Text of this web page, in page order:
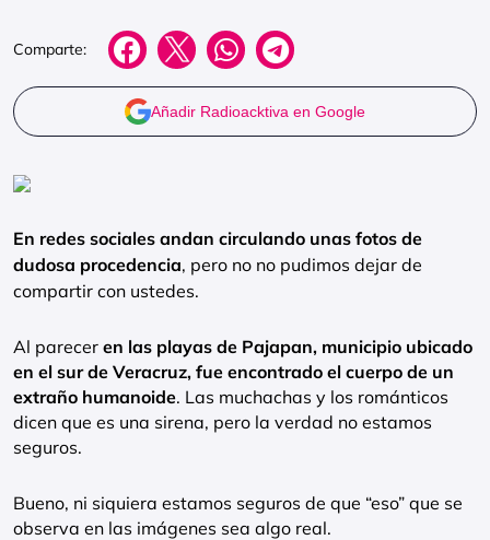
Comparte:
Añadir Radioacktiva en Google
En redes sociales andan circulando unas fotos de
dudosa procedencia, pero no no pudimos dejar de
compartir con ustedes.
Al parecer en las playas de Pajapan, municipio ubicado
en el sur de Veracruz, fue encontrado el cuerpo de un
extraño humanoide. Las muchachas y los románticos
dicen que es una sirena, pero la verdad no estamos
seguros.
Bueno, ni siquiera estamos seguros de que “eso” que se
observa en las imágenes sea algo real.